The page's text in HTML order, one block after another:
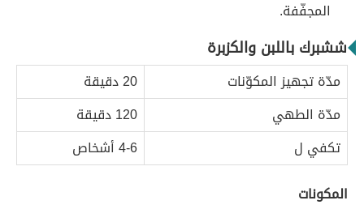
المجفّفة.
ششبرك باللبن والكزبرة
مدّة تجهيز المكوّنات
20 دقيقة
مدّة الطهي
120 دقيقة
تكفي ل
4-6 أشخاص
المكونات